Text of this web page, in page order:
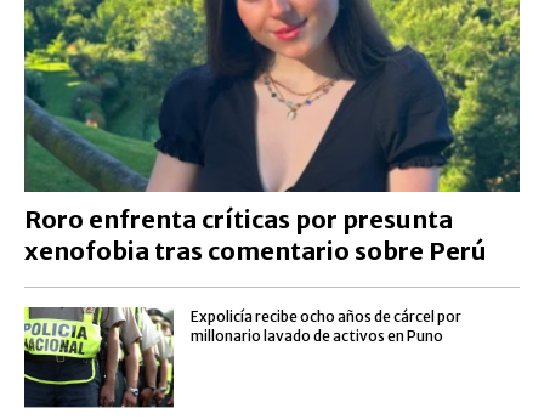
Roro enfrenta críticas por presunta
xenofobia tras comentario sobre Perú
Expolicía recibe ocho años de cárcel por
millonario lavado de activos en Puno